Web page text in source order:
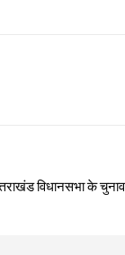
विधानसभा के